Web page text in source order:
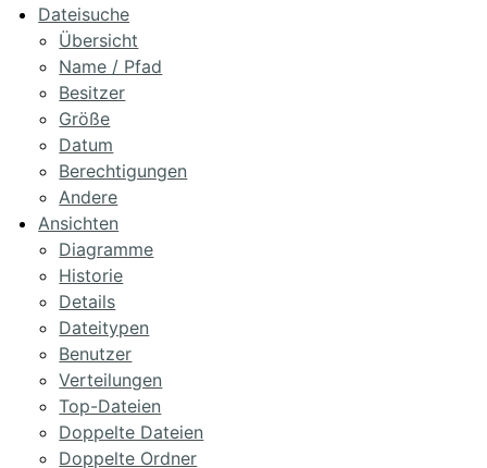
Dateisuche
Übersicht
Name / Pfad
Besitzer
Größe
Datum
Berechtigungen
Andere
Ansichten
Diagramme
Historie
Details
Dateitypen
Benutzer
Verteilungen
Top-Dateien
Doppelte Dateien
Doppelte Ordner